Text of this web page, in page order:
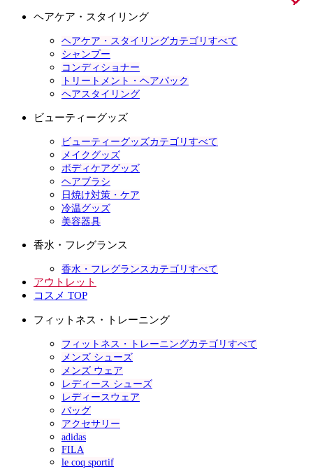
ヘアケア・スタイリング
ヘアケア・スタイリングカテゴリすべて
シャンプー
コンディショナー
トリートメント・ヘアパック
ヘアスタイリング
ビューティーグッズ
ビューティーグッズカテゴリすべて
メイクグッズ
ボディケアグッズ
ヘアブラシ
日焼け対策・ケア
冷温グッズ
美容器具
香水・フレグランス
香水・フレグランスカテゴリすべて
アウトレット
コスメ TOP
フィットネス・トレーニング
フィットネス・トレーニングカテゴリすべて
メンズ シューズ
メンズ ウェア
レディース シューズ
レディースウェア
バッグ
アクセサリー
adidas
FILA
le coq sportif